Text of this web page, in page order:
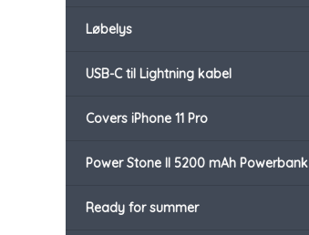
Løbelys
USB-C til Lightning kabel
Covers iPhone 11 Pro
Power Stone II 5200 mAh Powerbank
Ready for summer